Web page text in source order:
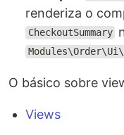
renderiza o
CheckoutSummary
O básico sobre
Views